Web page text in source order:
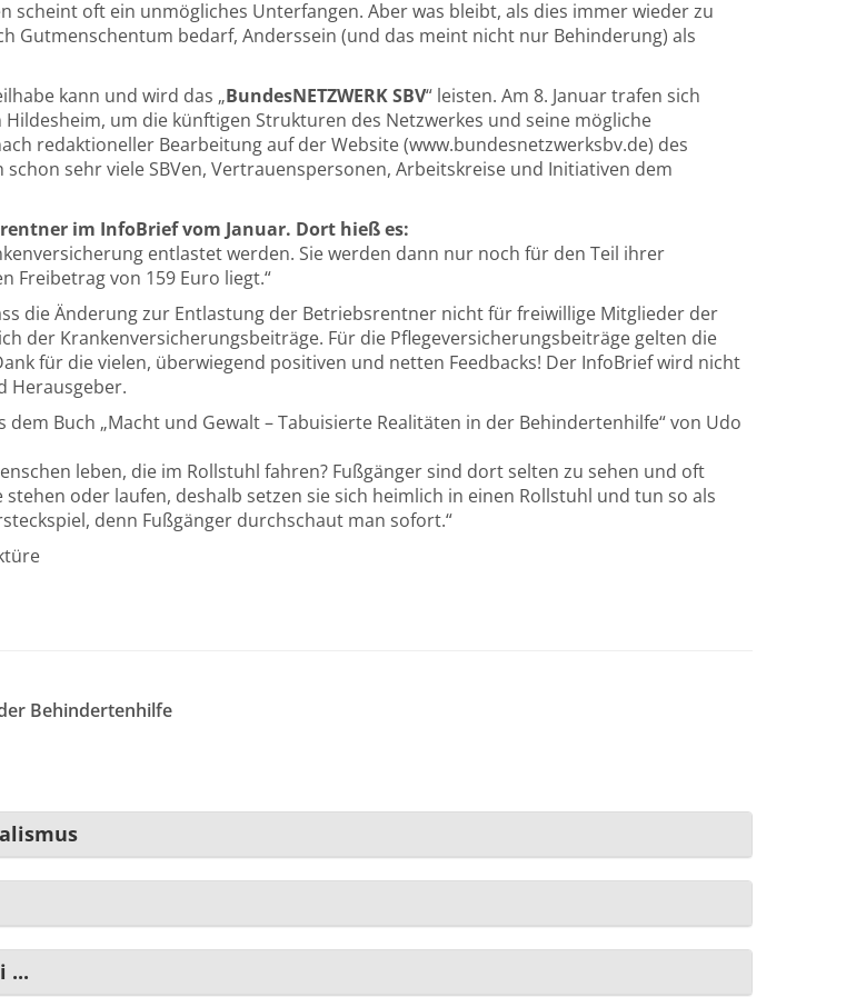
oft ein unmögliches Unterfangen. Aber was bleibt, als dies immer wieder zu
Gutmenschentum bedarf, Anderssein (und das meint nicht nur Behinderung) als
kann und wird das „BundesNETZWERK SBV“ leisten. Am 8. Januar trafen sich
um die künftigen Strukturen des Netzwerkes und seine mögliche
redaktioneller Bearbeitung auf der Website (www.bundesnetzwerksbv.de) des
sehr viele SBVen, Vertrauenspersonen, Arbeitskreise und Initiativen dem
im InfoBrief vom Januar. Dort hieß es:
entlastet werden. Sie werden dann nur noch für den Teil ihrer
Freibetrag von 159 Euro liegt.“
die Änderung zur Entlastung der Betriebsrentner nicht für freiwillige Mitglieder der
der Krankenversicherungsbeiträge. Für die Pflegeversicherungsbeiträge gelten die
für die vielen, überwiegend positiven und netten Feedbacks! Der InfoBrief wird nicht
Herausgeber.
dem Buch „Macht und Gewalt – Tabuisierte Realitäten in der Behindertenhilfe“ von Udo
leben, die im Rollstuhl fahren? Fußgänger sind dort selten zu sehen und oft
oder laufen, deshalb setzen sie sich heimlich in einen Rollstuhl und tun so als
denn Fußgänger durchschaut man sofort.“
Behindertenhilfe
...